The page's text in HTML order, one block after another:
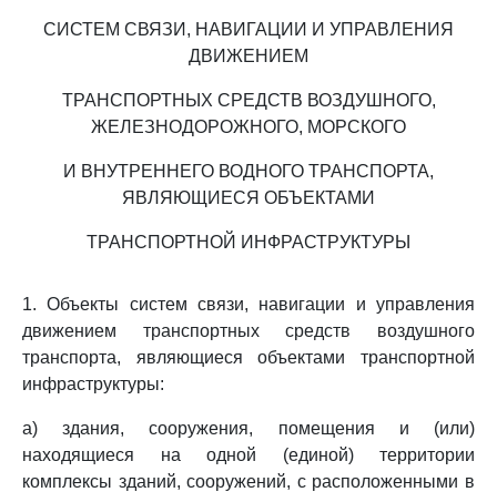
СИСТЕМ СВЯЗИ, НАВИГАЦИИ И УПРАВЛЕНИЯ
ДВИЖЕНИЕМ
ТРАНСПОРТНЫХ СРЕДСТВ ВОЗДУШНОГО,
ЖЕЛЕЗНОДОРОЖНОГО, МОРСКОГО
И ВНУТРЕННЕГО ВОДНОГО ТРАНСПОРТА,
ЯВЛЯЮЩИЕСЯ ОБЪЕКТАМИ
ТРАНСПОРТНОЙ ИНФРАСТРУКТУРЫ
1. Объекты систем связи, навигации и управления
движением транспортных средств воздушного
транспорта, являющиеся объектами транспортной
инфраструктуры:
а) здания, сооружения, помещения и (или)
находящиеся на одной (единой) территории
комплексы зданий, сооружений, с расположенными в